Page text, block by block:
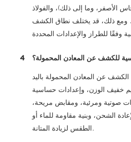
الأصفر، وما إلى ذلك)، والفولاذ
ومع ذلك، قد يختلف نطاق الكشف
4 للكشف عن المعادن المحمولة؟
الكشف عن المعادن المحمولة باليد
خفيف الوزن، وإعدادات حساسية
صوتية ومرئية، ومقابض مريحة،
الشحن، وبنية مقاومة للماء أو
الطقس لزيادة المتانة.